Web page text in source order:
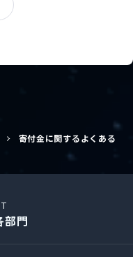
寄付金に関するよくある